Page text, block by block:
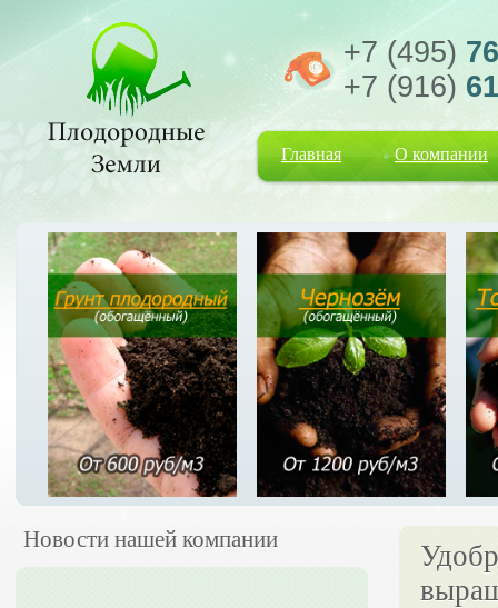
+7 (495)
+7 (916)
Главная О компании
Новости нашей компании